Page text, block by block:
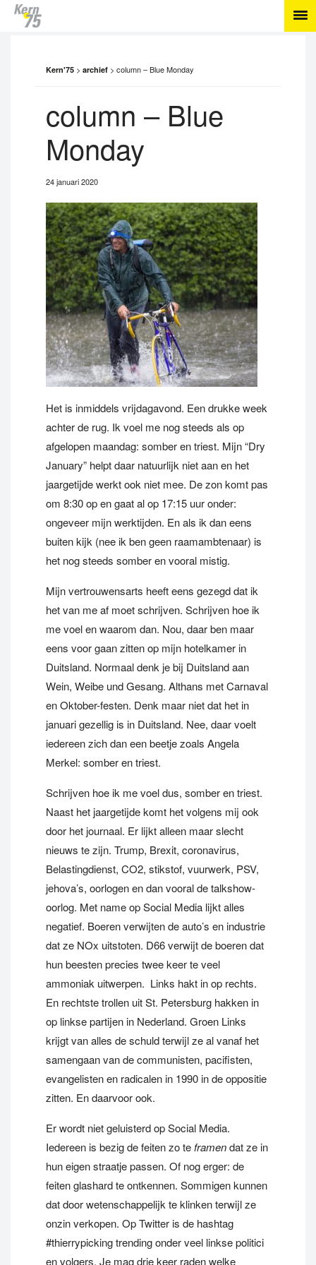
Kern'75 > archief > column – Blue Monday
column – Blue
Monday
24 januari 2020
Het is inmiddels vrijdagavond. Een drukke week
achter de rug. Ik voel me nog steeds als op
afgelopen maandag: somber en triest. Mijn “Dry
January” helpt daar natuurlijk niet aan en het
jaargetijde werkt ook niet mee. De zon komt pas
om 8:30 op en gaat al op 17:15 uur onder:
ongeveer mijn werktijden. En als ik dan eens
buiten kijk (nee ik ben geen raamambtenaar) is
het nog steeds somber en vooral mistig.
Mijn vertrouwensarts heeft eens gezegd dat ik
het van me af moet schrijven. Schrijven hoe ik
me voel en waarom dan. Nou, daar ben maar
eens voor gaan zitten op mijn hotelkamer in
Duitsland. Normaal denk je bij Duitsland aan
Wein, Weibe und Gesang. Althans met Carnaval
en Oktober-festen. Denk maar niet dat het in
januari gezellig is in Duitsland. Nee, daar voelt
iedereen zich dan een beetje zoals Angela
Merkel: somber en triest.
Schrijven hoe ik me voel dus, somber en triest.
Naast het jaargetijde komt het volgens mij ook
door het journaal. Er lijkt alleen maar slecht
nieuws te zijn. Trump, Brexit, coronavirus,
Belastingdienst, CO2, stikstof, vuurwerk, PSV,
jehova’s, oorlogen en dan vooral de talkshow-
oorlog. Met name op Social Media lijkt alles
negatief. Boeren verwijten de auto’s en industrie
dat ze NOx uitstoten. D66 verwijt de boeren dat
hun beesten precies twee keer te veel
ammoniak uitwerpen. Links hakt in op rechts.
En rechtste trollen uit St. Petersburg hakken in
op linkse partijen in Nederland. Groen Links
krijgt van alles de schuld terwijl ze al vanaf het
samengaan van de communisten, pacifisten,
evangelisten en radicalen in 1990 in de oppositie
zitten. En daarvoor ook.
Er wordt niet geluisterd op Social Media.
Iedereen is bezig de feiten zo teframendat ze in
hun eigen straatje passen. Of nog erger: de
feiten glashard te ontkennen. Sommigen kunnen
dat door wetenschappelijk te klinken terwijl ze
onzin verkopen. Op Twitter is de hashtag
#thierrypicking trending onder veel linkse politici
en volgers. Je mag drie keer raden welke